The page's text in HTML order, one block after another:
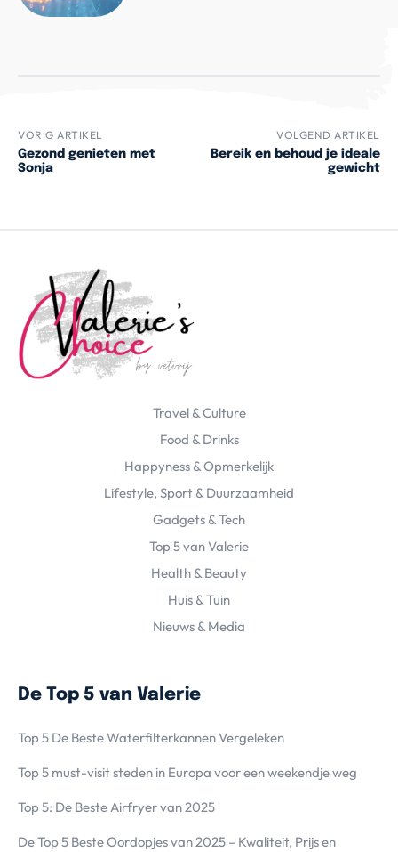
VORIG ARTIKEL
Gezond genieten met
Sonja
VOLGEND ARTIKEL
Bereik en behoud je ideale
gewicht
Travel & Culture
Food & Drinks
Happyness & Opmerkelijk
Lifestyle, Sport & Duurzaamheid
Gadgets & Tech
Top 5 van Valerie
Health & Beauty
Huis & Tuin
Nieuws & Media
De Top 5 van Valerie
Top 5 De Beste Waterfilterkannen Vergeleken
Top 5 must-visit steden in Europa voor een weekendje weg
Top 5: De Beste Airfryer van 2025
De Top 5 Beste Oordopjes van 2025 – Kwaliteit, Prijs en